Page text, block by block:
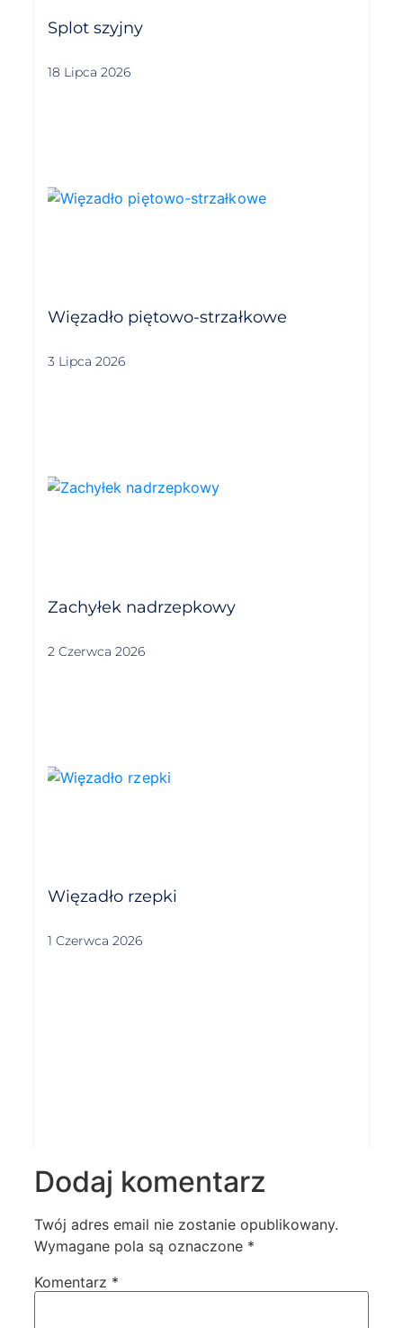
Splot szyjny
18 Lipca 2026
Więzadło piętowo-strzałkowe
3 Lipca 2026
Zachyłek nadrzepkowy
2 Czerwca 2026
Więzadło rzepki
1 Czerwca 2026
Dodaj komentarz
Twój adres email nie zostanie opublikowany.
Wymagane pola są oznaczone *
Komentarz *